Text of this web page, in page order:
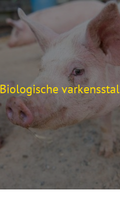
Biologische varkensstal